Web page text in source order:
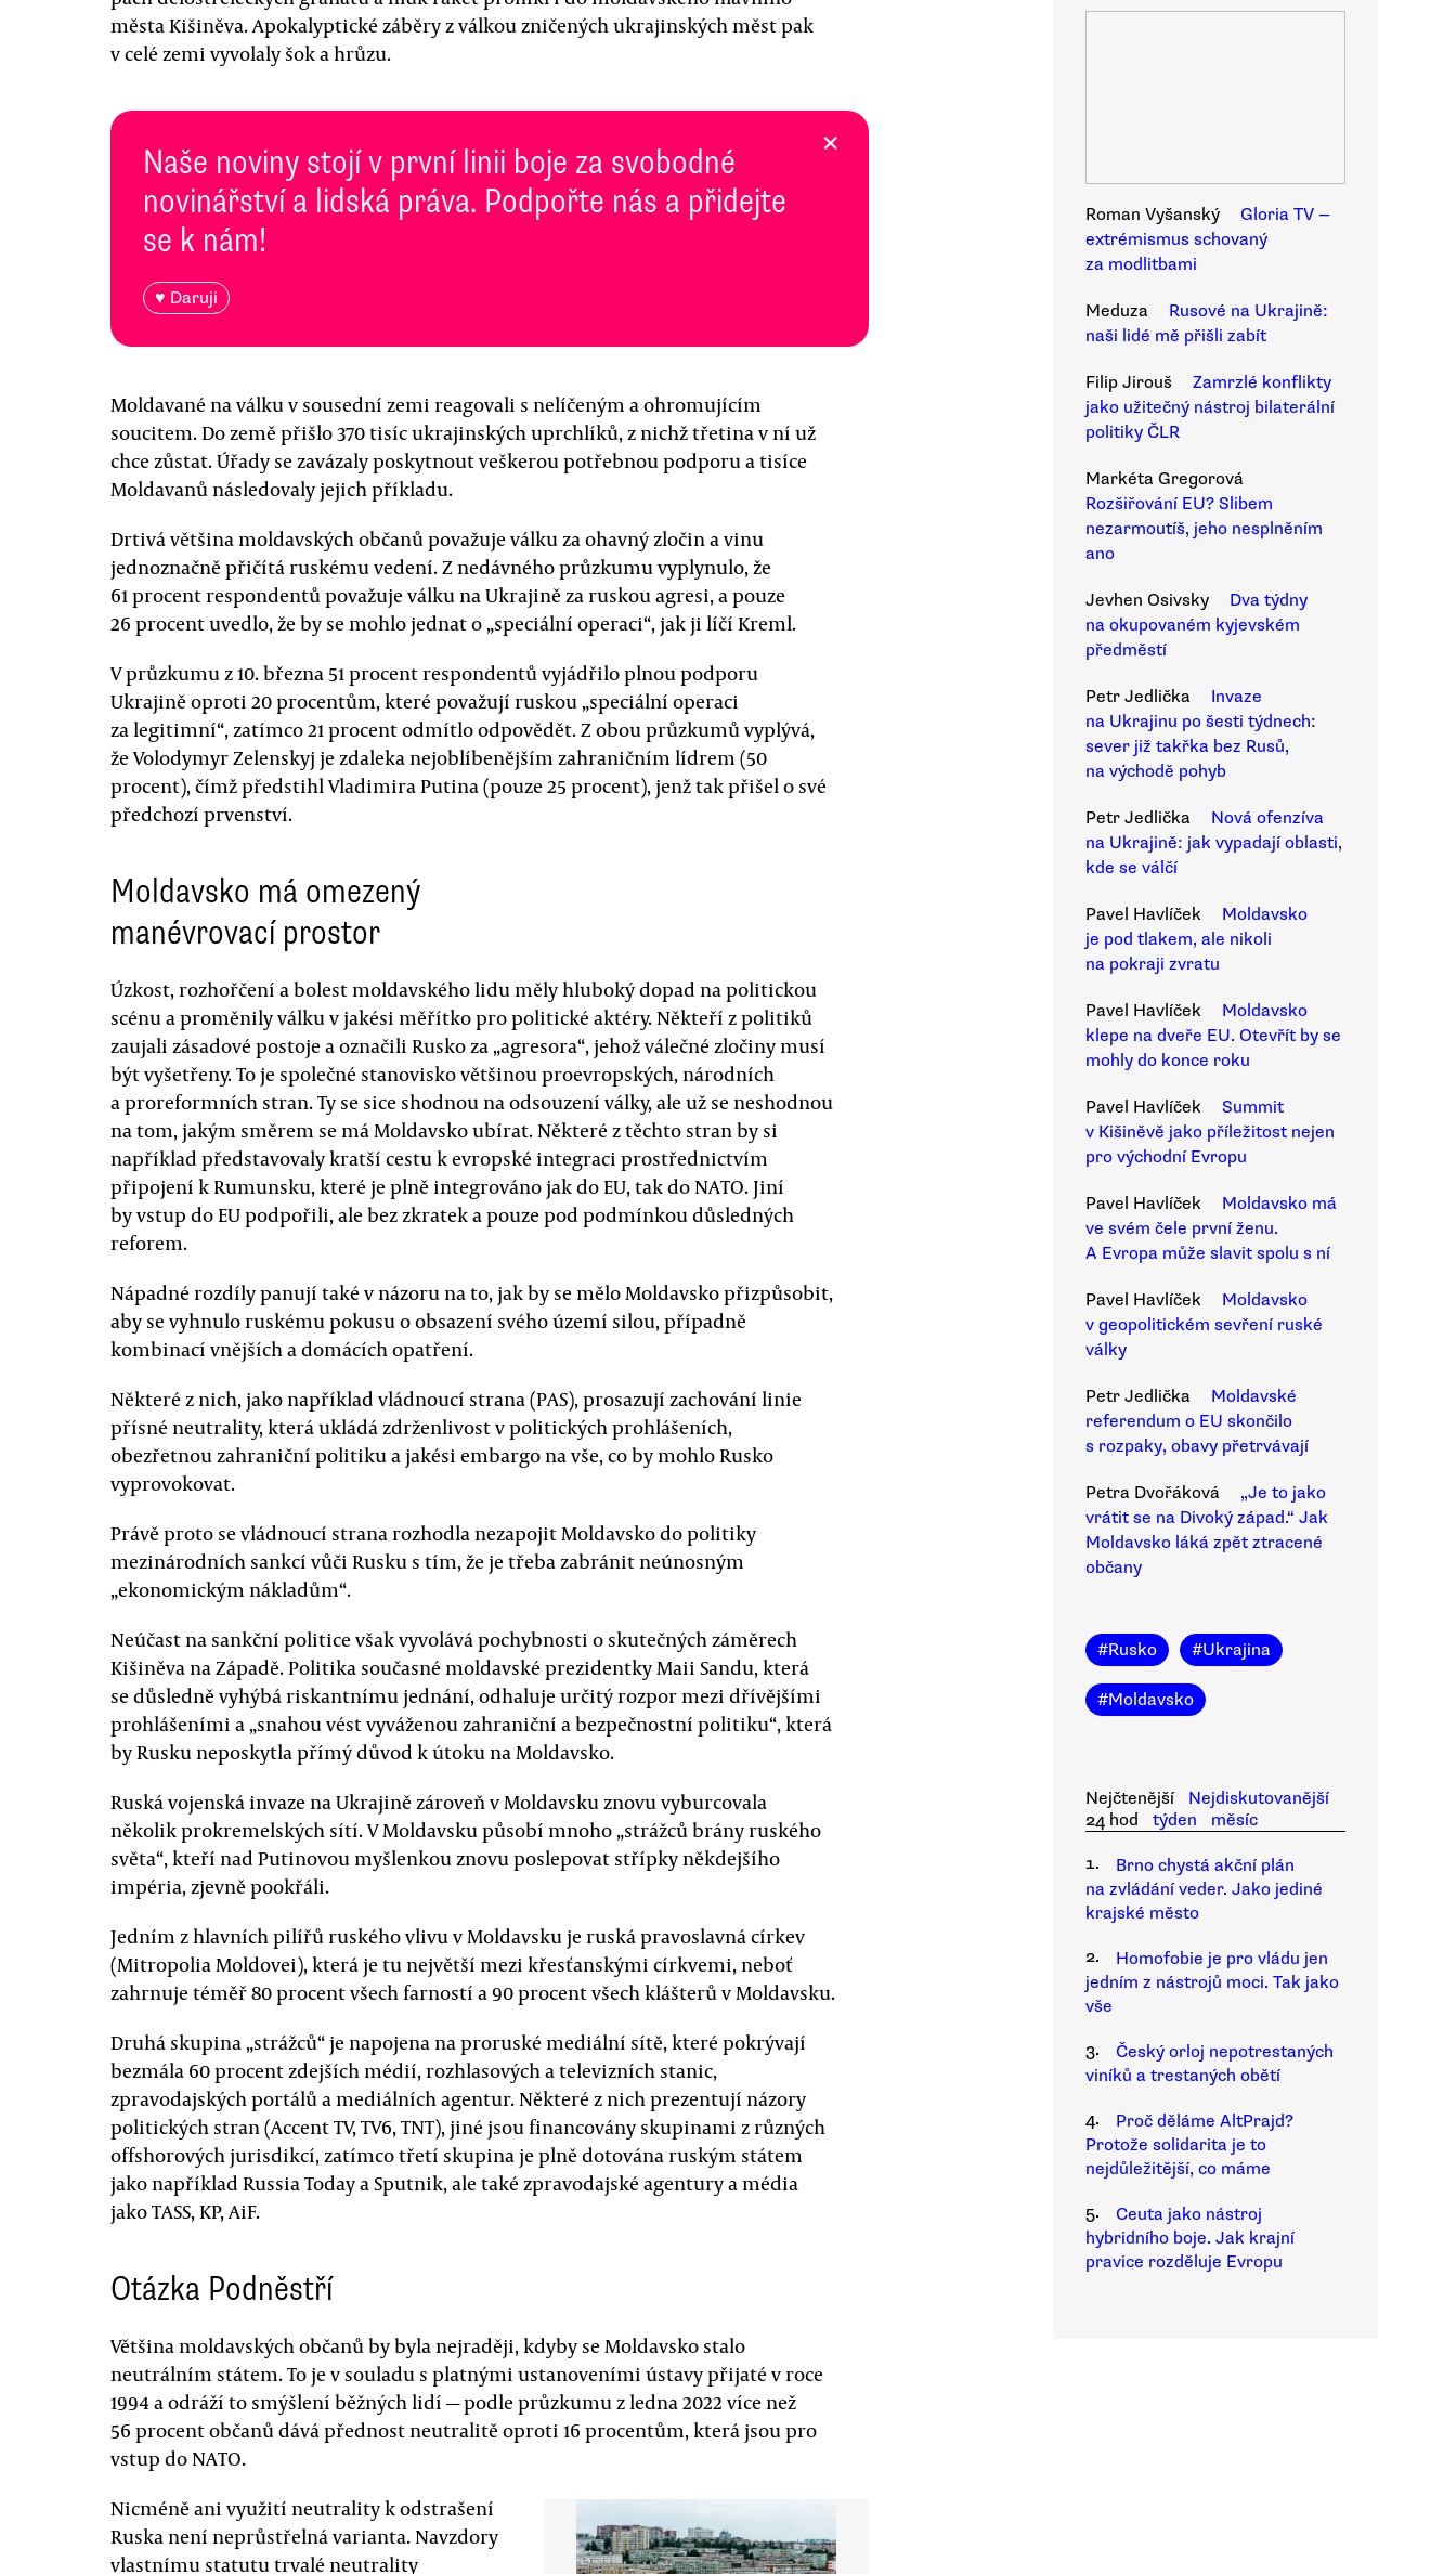
města Kišiněva. Apokalyptické záběry z válkou zničených ukrajinských měst pak
v celé zemi vyvolaly šok a hrůzu.
Naše noviny stojí v první linii boje za svobodné
novinářství a lidská práva. Podpořte nás a přidejte
se k nám!
♥ Daruji
×
Moldavané na válku v sousední zemi reagovali s nelíčeným a ohromujícím
soucitem. Do země přišlo 370 tisíc ukrajinských uprchlíků, z nichž třetina v ní už
chce zůstat. Úřady se zavázaly poskytnout veškerou potřebnou podporu a tisíce
Moldavanů následovaly jejich příkladu.
Drtivá většina moldavských občanů považuje válku za ohavný zločin a vinu
jednoznačně přičítá ruskému vedení. Z nedávného průzkumu vyplynulo, že
61 procent respondentů považuje válku na Ukrajině za ruskou agresi, a pouze
26 procent uvedlo, že by se mohlo jednat o „speciální operaci“, jak ji líčí Kreml.
V průzkumu z 10. března 51 procent respondentů vyjádřilo plnou podporu
Ukrajině oproti 20 procentům, které považují ruskou „speciální operaci
za legitimní“, zatímco 21 procent odmítlo odpovědět. Z obou průzkumů vyplývá,
že Volodymyr Zelenskyj je zdaleka nejoblíbenějším zahraničním lídrem (50
procent), čímž předstihl Vladimira Putina (pouze 25 procent), jenž tak přišel o své
předchozí prvenství.
Moldavsko má omezený
manévrovací prostor
Úzkost, rozhořčení a bolest moldavského lidu měly hluboký dopad na politickou
scénu a proměnily válku v jakési měřítko pro politické aktéry. Někteří z politiků
zaujali zásadové postoje a označili Rusko za „agresora“, jehož válečné zločiny musí
být vyšetřeny. To je společné stanovisko většinou proevropských, národních
a proreformních stran. Ty se sice shodnou na odsouzení války, ale už se neshodnou
na tom, jakým směrem se má Moldavsko ubírat. Některé z těchto stran by si
například představovaly kratší cestu k evropské integraci prostřednictvím
připojení k Rumunsku, které je plně integrováno jak do EU, tak do NATO. Jiní
by vstup do EU podpořili, ale bez zkratek a pouze pod podmínkou důsledných
reforem.
Nápadné rozdíly panují také v názoru na to, jak by se mělo Moldavsko přizpůsobit,
aby se vyhnulo ruskému pokusu o obsazení svého území silou, případně
kombinací vnějších a domácích opatření.
Některé z nich, jako například vládnoucí strana (PAS), prosazují zachování linie
přísné neutrality, která ukládá zdrženlivost v politických prohlášeních,
obezřetnou zahraniční politiku a jakési embargo na vše, co by mohlo Rusko
vyprovokovat.
Právě proto se vládnoucí strana rozhodla nezapojit Moldavsko do politiky
mezinárodních sankcí vůči Rusku s tím, že je třeba zabránit neúnosným
„ekonomickým nákladům“.
Neúčast na sankční politice však vyvolává pochybnosti o skutečných záměrech
Kišiněva na Západě. Politika současné moldavské prezidentky Maii Sandu, která
se důsledně vyhýbá riskantnímu jednání, odhaluje určitý rozpor mezi dřívějšími
prohlášeními a „snahou vést vyváženou zahraniční a bezpečnostní politiku“, která
by Rusku neposkytla přímý důvod k útoku na Moldavsko.
Ruská vojenská invaze na Ukrajině zároveň v Moldavsku znovu vyburcovala
několik prokremelských sítí. V Moldavsku působí mnoho „strážců brány ruského
světa“, kteří nad Putinovou myšlenkou znovu poslepovat střípky někdejšího
impéria, zjevně pookřáli.
Jedním z hlavních pilířů ruského vlivu v Moldavsku je ruská pravoslavná církev
(Mitropolia Moldovei), která je tu největší mezi křesťanskými církvemi, neboť
zahrnuje téměř 80 procent všech farností a 90 procent všech klášterů v Moldavsku.
Druhá skupina „strážců“ je napojena na proruské mediální sítě, které pokrývají
bezmála 60 procent zdejších médií, rozhlasových a televizních stanic,
zpravodajských portálů a mediálních agentur. Některé z nich prezentují názory
politických stran (Accent TV, TV6, TNT), jiné jsou financovány skupinami z různých
offshorových jurisdikcí, zatímco třetí skupina je plně dotována ruským státem
jako například Russia Today a Sputnik, ale také zpravodajské agentury a média
jako TASS, KP, AiF.
Otázka Podněstří
Většina moldavských občanů by byla nejraději, kdyby se Moldavsko stalo
neutrálním státem. To je v souladu s platnými ustanoveními ústavy přijaté v roce
1994 a odráží to smýšlení běžných lidí — podle průzkumu z ledna 2022 více než
56 procent občanů dává přednost neutralitě oproti 16 procentům, která jsou pro
vstup do NATO.
Nicméně ani využití neutrality k odstrašení
Ruska není neprůstřelná varianta. Navzdory
vlastnímu statutu trvalé neutrality
Roman Vyšanský
Gloria TV —
extrémismus schovaný
za modlitbami
Meduza
Rusové na Ukrajině:
naši lidé mě přišli zabít
Filip Jirouš
Zamrzlé konflikty
jako užitečný nástroj bilaterální
politiky ČLR
Markéta Gregorová
Rozšiřování EU? Slibem
nezarmoutíš, jeho nesplněním
ano
Jevhen Osivsky
Dva týdny
na okupovaném kyjevském
předměstí
Petr Jedlička
Invaze
na Ukrajinu po šesti týdnech:
sever již takřka bez Rusů,
na východě pohyb
Petr Jedlička
Nová ofenzíva
na Ukrajině: jak vypadají oblasti,
kde se válčí
Pavel Havlíček
Moldavsko
je pod tlakem, ale nikoli
na pokraji zvratu
Pavel Havlíček
Moldavsko
klepe na dveře EU. Otevřít by se
mohly do konce roku
Pavel Havlíček
Summit
v Kišiněvě jako příležitost nejen
pro východní Evropu
Pavel Havlíček
Moldavsko má
ve svém čele první ženu.
A Evropa může slavit spolu s ní
Pavel Havlíček
Moldavsko
v geopolitickém sevření ruské
války
Petr Jedlička
Moldavské
referendum o EU skončilo
s rozpaky, obavy přetrvávají
Petra Dvořáková
„Je to jako
vrátit se na Divoký západ.“ Jak
Moldavsko láká zpět ztracené
občany
#Rusko #Ukrajina
#Moldavsko
Nejčtenější
Nejdiskutovanější
24 hod
týden
měsíc
1.
Brno chystá akční plán
na zvládání veder. Jako jediné
krajské město
2.
Homofobie je pro vládu jen
jedním z nástrojů moci. Tak jako
vše
3.
Český orloj nepotrestaných
viníků a trestaných obětí
4.
Proč děláme AltPrajd?
Protože solidarita je to
nejdůležitější, co máme
5.
Ceuta jako nástroj
hybridního boje. Jak krajní
pravice rozděluje Evropu